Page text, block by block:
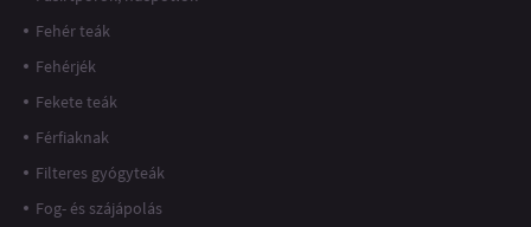
Fehér teák
Fehérjék
Fekete teák
Férfiaknak
Filteres gyógyteák
Fog- és szájápolás